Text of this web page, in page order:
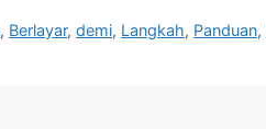
, Berlayar,demi, Langkah, Panduan,